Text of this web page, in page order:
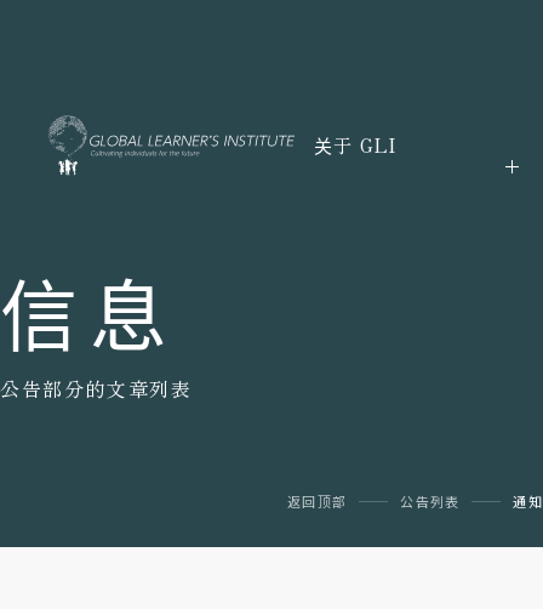
关于 GLI
信息
公告部分的文章列表
返回顶部 公告列表 通知